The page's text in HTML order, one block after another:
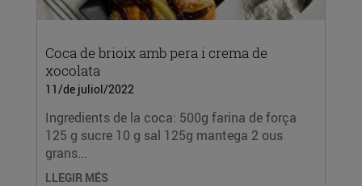
Coca de brioix amb pera i crema de
xocolata
11/de juliol/2022
Ingredients de la coca: 500g farina de força
125 g sucre 10 g sal 125g mantega 2 ous
grans...
LLEGIR MÉS